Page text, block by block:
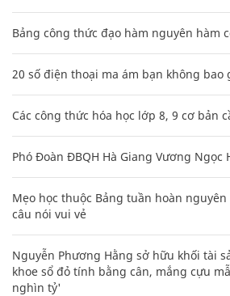
Bảng công thức đạo hàm nguyên hàm
20 số điện thoại ma ám bạn không bao
Các công thức hóa học lớp 8, 9 cơ bản
Phó Đoàn ĐBQH Hà Giang Vương Ngọc
Mẹo học thuộc Bảng tuần hoàn
câu nói vui vẻ
Nguyễn Phương Hằng sở hữu khối tài
khoe sổ đỏ tính bằng cân, mắng cựu
nghìn tỷ'